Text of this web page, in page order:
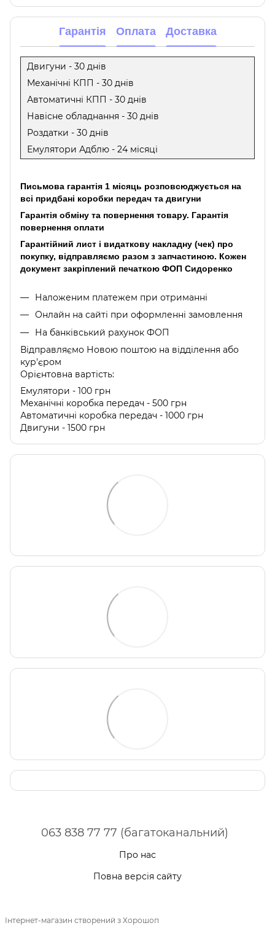
Гарантія Оплата Доставка
Двигуни - 30 днів
Механічні КПП - 30 днів
Автоматичні КПП - 30 днів
Навісне обладнання - 30 днів
Роздатки - 30 днів
Емулятори Адблю - 24 місяці
Письмова гарантія 1 місяць розповсюджується на
всі придбані коробки передач та двигуни
Гарантія обміну та повернення товару. Гарантія
повернення оплати
Гарантійний лист і видаткову накладну (чек) про
покупку, відправляємо разом з запчастиною. Кожен
документ закріплений печаткою ФОП Сидоренко
Наложеним платежем при отриманні
Онлайн на сайті при оформленні замовлення
На банківський рахунок ФОП
Відправляємо Новою поштою на відділення або
кур'єром
Орієнтовна вартість:
Емулятори - 100 грн
Механічні коробка передач - 500 грн
Автоматичні коробка передач - 1000 грн
Двигуни - 1500 грн
063 838 77 77 (багатоканальний)
Про нас
Повна версія сайту
Інтернет-магазин створений з Хорошоп